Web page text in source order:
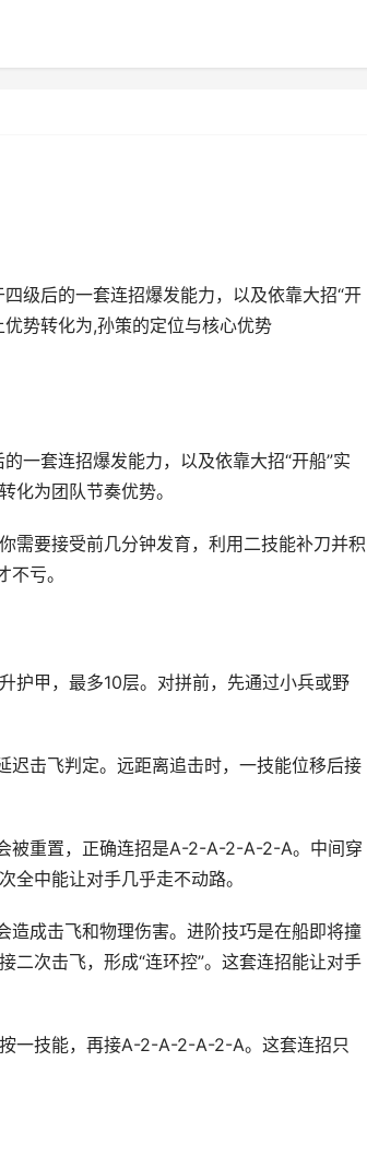
级后的一套连招爆发能力，以及依靠大招“开
势转化为,孙策的定位与核心优势
一套连招爆发能力，以及依靠大招“开船”实
化为团队节奏优势。
需要接受前几分钟发育，利用二技能补刀并积
亏。
护甲，最多10层。对拼前，先通过小兵或野
迟击飞判定。远距离追击时，一技能位移后接
被重置，正确连招是A-2-A-2-A-2-A。中间穿
全中能让对手几乎走不动路。
造成击飞和物理伤害。进阶技巧是在船即将撞
二次击飞，形成“连环控”。这套连招能让对手
一技能，再接A-2-A-2-A-2-A。这套连招只